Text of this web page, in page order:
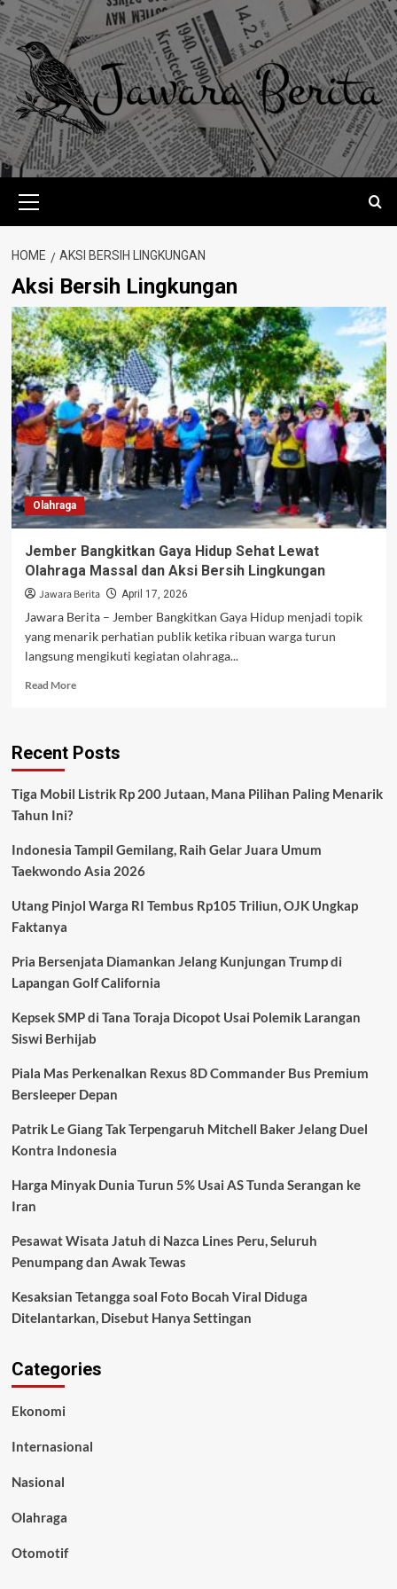
Skip
to
content
Menu
HOME AKSI BERSIH LINGKUNGAN
Aksi Bersih Lingkungan
Olahraga
Jember Bangkitkan Gaya Hidup Sehat Lewat
Olahraga Massal dan Aksi Bersih Lingkungan
Jawara Berita April 17, 2026
Jawara Berita – Jember Bangkitkan Gaya Hidup menjadi topik
yang menarik perhatian publik ketika ribuan warga turun
langsung mengikuti kegiatan olahraga...
Read MoreRead
Bangkitkan
Sehat
Massal
dan
Bersih
Recent Posts
Tiga Mobil Listrik Rp 200 Jutaan, Mana Pilihan Paling Menarik
Tahun Ini?
Indonesia Tampil Gemilang, Raih Gelar Juara Umum
Taekwondo Asia 2026
Utang Pinjol Warga RI Tembus Rp105 Triliun, OJK Ungkap
Faktanya
Pria Bersenjata Diamankan Jelang Kunjungan Trump di
Lapangan Golf California
Kepsek SMP di Tana Toraja Dicopot Usai Polemik Larangan
Siswi Berhijab
Piala Mas Perkenalkan Rexus 8D Commander Bus Premium
Bersleeper Depan
Patrik Le Giang Tak Terpengaruh Mitchell Baker Jelang Duel
Kontra Indonesia
Harga Minyak Dunia Turun 5% Usai AS Tunda Serangan ke
Iran
Pesawat Wisata Jatuh di Nazca Lines Peru, Seluruh
Penumpang dan Awak Tewas
Kesaksian Tetangga soal Foto Bocah Viral Diduga
Ditelantarkan, Disebut Hanya Settingan
Categories
Ekonomi
Internasional
Nasional
Olahraga
Otomotif